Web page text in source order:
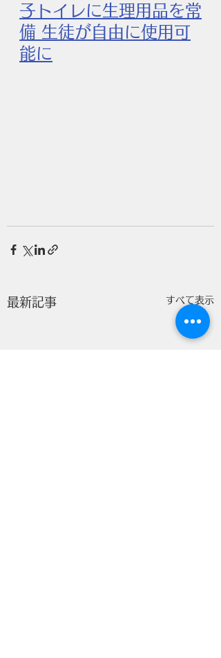
子トイレに生理用品を常
備 生徒が自由に使用可
能に
最新記事 すべて表示